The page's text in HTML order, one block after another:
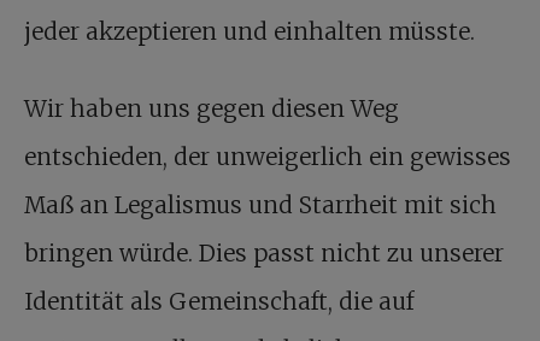
jeder akzeptieren und einhalten müsste.
Wir haben uns gegen diesen Weg
entschieden, der unweigerlich ein gewisses
Maß an Legalismus und Starrheit mit sich
bringen würde. Dies passt nicht zu unserer
Identität als Gemeinschaft, die auf